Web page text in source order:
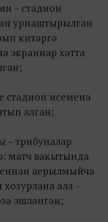
– стадион
урнаштырылган
китәргә
экраннар хәтта
стадион исеменә
алган;
– трибуналар
матч вакытында
аерылмыйча
ала –
эшләнгән;